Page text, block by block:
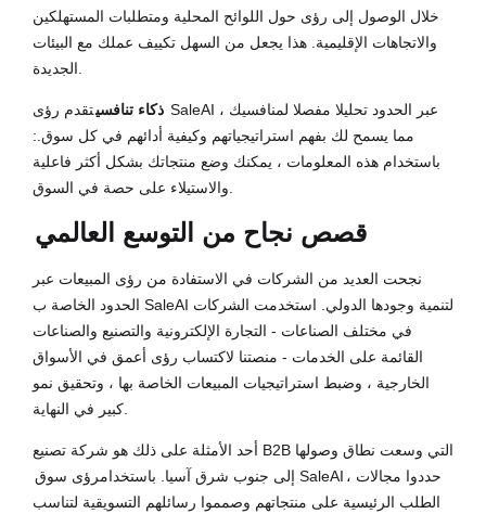
خلال الوصول إلى رؤى حول اللوائح المحلية ومتطلبات المستهلكين
والاتجاهات الإقليمية. هذا يجعل من السهل تكييف عملك مع البيئات
الجديدة.
ذكاء تنافسيتقدم رؤى SaleAI عبر الحدود تحليلا مفصلا لمنافسيك ،
مما يسمح لك بفهم استراتيجياتهم وكيفية أدائهم في كل سوق.:
باستخدام هذه المعلومات ، يمكنك وضع منتجاتك بشكل أكثر فاعلية
والاستيلاء على حصة في السوق.
قصص نجاح من التوسع العالمي
نجحت العديد من الشركات في الاستفادة من رؤى المبيعات عبر
الحدود الخاصة ب SaleAI لتنمية وجودها الدولي. استخدمت الشركات
في مختلف الصناعات - التجارة الإلكترونية والتصنيع والصناعات
القائمة على الخدمات - منصتنا لاكتساب رؤى أعمق في الأسواق
الخارجية ، وضبط استراتيجيات المبيعات الخاصة بها ، وتحقيق نمو
كبير في النهاية.
أحد الأمثلة على ذلك هو شركة تصنيع B2B التي وسعت نطاق وصولها
إلى جنوب شرق آسيا. باستخدام رؤى سوق SaleAI ، حددوا مجالات
الطلب الرئيسية على منتجاتهم وصمموا رسائلهم التسويقية لتناسب